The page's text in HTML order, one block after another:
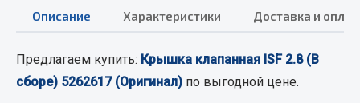
Весь раздел
Смазочные материалы
Описание Характеристики Доставка и
Предлагаем купить: Крышка клапанная ISF 2.8 (В
сборе) 5262617 (Оригинал) по выгодной цене.